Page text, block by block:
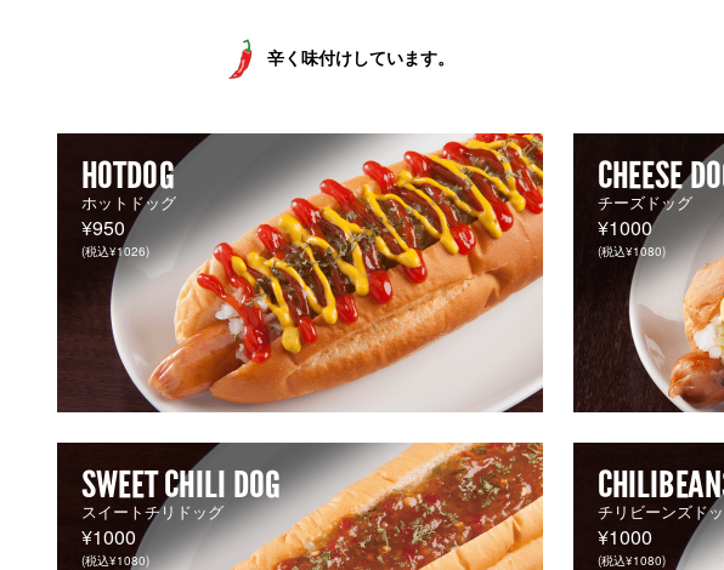
辛く味付けしています。
HOTDOG
ホットドッグ
¥950
(税込¥1026)
CHEESE
チーズドッグ
¥1000
(税込¥1080)
SWEET CHILI DOG
スイートチリドッグ
¥1000
(税込¥1080)
チリビーンズド
¥1000
(税込¥1080)